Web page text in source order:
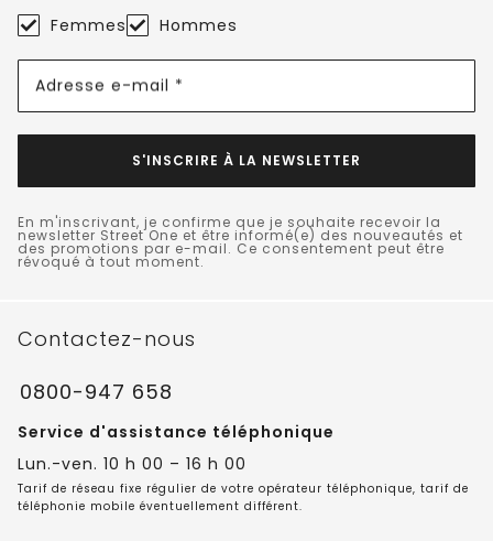
Femmes Hommes
Adresse e-mail *
S'INSCRIRE À LA NEWSLETTER
En m'inscrivant, je confirme que je souhaite recevoir la
newsletter Street One et être informé(e) des nouveautés et
des promotions par e-mail. Ce consentement peut être
révoqué à tout moment.
Contactez-nous
0800-947 658
Service d'assistance téléphonique
Lun.-ven. 10 h 00 – 16 h 00
Tarif de réseau fixe régulier de votre opérateur téléphonique, tarif de
téléphonie mobile éventuellement différent.